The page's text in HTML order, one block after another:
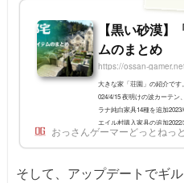
【黒い砂漠
ムのまとめ
https://ossan-
大きな家「荘園」の紹介で
024/4/15 夜明けの波カーテン
ラナ純白家具14種を追加
エイル村購入家具の追加
の追加2021/11/22 仄かなルー
始2021/11/3 日本サーバー実
021/7...
おっさんゲーマーどっとねっと
そして、アップデートでギ